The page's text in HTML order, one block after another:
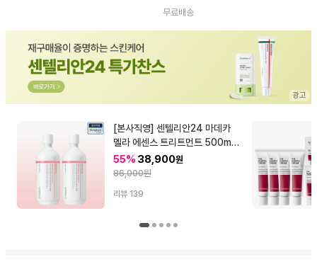
무료배송
[본사직영] 센텔리안24 마데카
멜라 에센스 트리트먼트 500ml
2개 (대용량 기미 에센스)
55% 38,900원
86,000원
리뷰 139